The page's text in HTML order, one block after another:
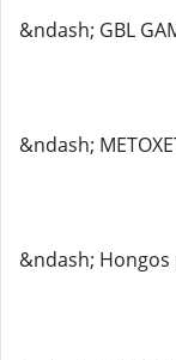
&ndash; GBL
&ndash;
&ndash;